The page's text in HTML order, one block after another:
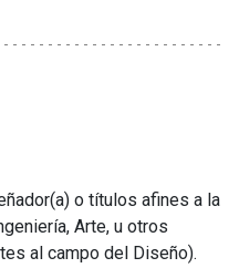
o títulos afines a la
Arte, u otros
al campo del Diseño).